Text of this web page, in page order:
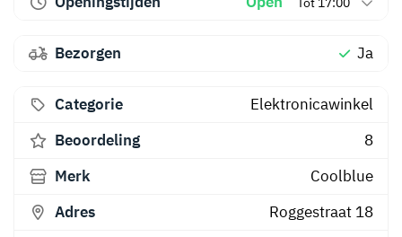
Bezorgen Ja
Categorie
Elektronicawinkel
Beoordeling
8
Merk
Coolblue
Adres
Roggestraat 18